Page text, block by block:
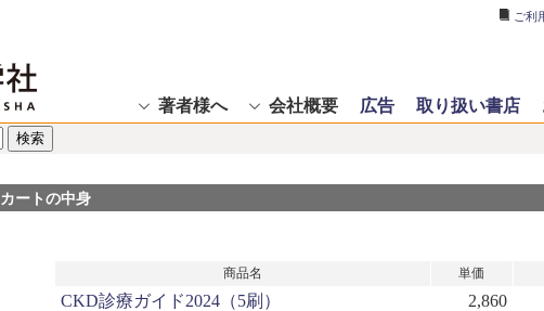
ご利
著者様へ 会社概要 広告 取り扱い書店
カートの中身
商品名 単価
CKD診療ガイド2024（5刷） 2,860